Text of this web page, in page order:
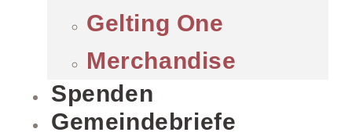
Gelting One
Merchandise
Spenden
Gemeindebriefe